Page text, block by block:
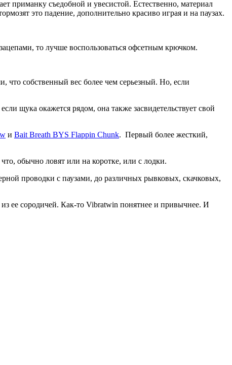
приманку съедобной и увесистой. Естественно, материал
это падение, дополнительно красиво играя и на паузах.
то лучше воспользоваться офсетным крючком.
что собственный вес более чем серьезный. Но, если
щука окажется рядом, она также засвидетельствует свой
и Bait Breath BYS Flappin Chunk. Первый более жесткий,
обычно ловят или на коротке, или с лодки.
проводки с паузами, до различных рывковых, скачковых,
ее сородичей. Как-то Vibratwin понятнее и привычнее. И